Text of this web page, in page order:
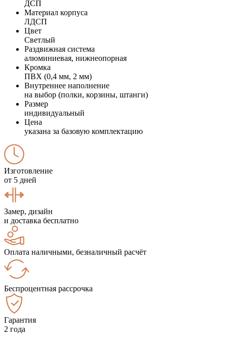
ДСП
Материал корпуса
ЛДСП
Цвет
Светлый
Раздвижная система
алюминиевая, нижнеопорная
Кромка
ПВХ (0,4 мм, 2 мм)
Внутреннее наполнение
на выбор (полки, корзины, штанги)
Размер
индивидуальный
Цена
указана за базовую комплектацию
Изготовление
от 5 дней
Замер, дизайн
и доставка бесплатно
Оплата наличными, безналичный расчёт
Беспроцентная рассрочка
Гарантия
2 года